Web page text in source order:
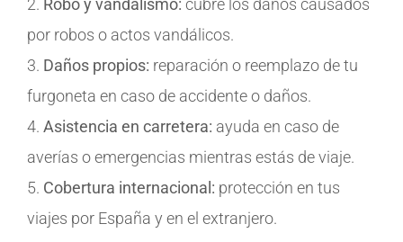
2. Robo y vandalismo: cubre los daños causados
por robos o actos vandálicos.
3. Daños propios: reparación o reemplazo de tu
furgoneta en caso de accidente o daños.
4. Asistencia en carretera: ayuda en caso de
averías o emergencias mientras estás de viaje.
5. Cobertura internacional: protección en tus
viajes por España y en el extranjero.